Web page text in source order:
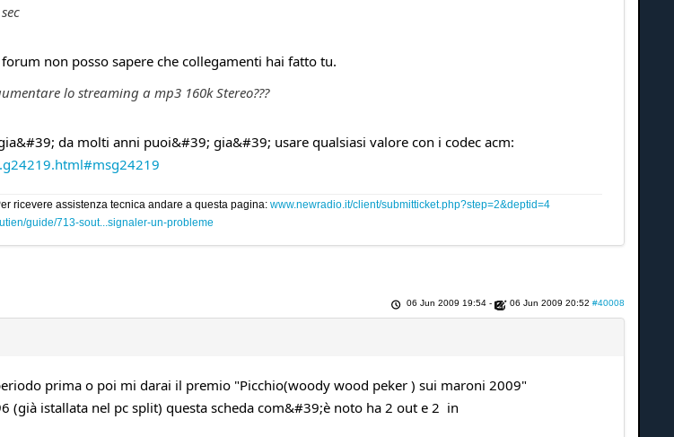
non posso sapere che collegamenti hai fatto tu.
lo streaming a mp3 160k Stereo???
da molti anni puoi&#39; gia&#39; usare qualsiasi valore con i codec acm:
ricevere assistenza tecnica andare a questa pagina: www.newradio.it/client/submitticket.php?step=2&deptid=4
guide/713-sout...signaler-un-probleme
06 Jun 2009 19:54 - 06 Jun 2009 20:52 #40008
prima o poi mi darai il premio "Picchio(woody wood peker ) sui maroni 2009"
(già istallata nel pc split) questa scheda com&#39;è noto ha 2 out e 2 in